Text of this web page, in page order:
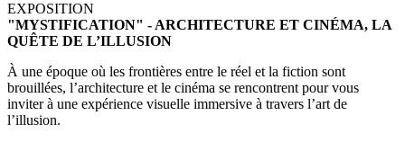
EXPOSITION
"MYSTIFICATION" - ARCHITECTURE ET CINÉMA, LA
QUÊTE DE L’ILLUSION
À une époque où les frontières entre le réel et la fiction sont
brouillées, l’architecture et le cinéma se rencontrent pour vous
inviter à une expérience visuelle immersive à travers l’art de
l’illusion.